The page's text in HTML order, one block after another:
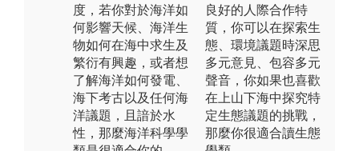
度，若你對於海洋如
何影響天候、海洋生
物如何在海中求生及
繁衍有興趣，或者想
了解海洋如何發電、
海下考古以及任何海
洋議題，且諳於水
性，那麼海洋科學學
良好的人際合作特
質，你可以在探索生
態、環境議題時深思
多元意見、包容多元
聲音，你如果也喜歡
在上山下海中探究特
定生態議題的挑戰，
那麼你很適合讀生態